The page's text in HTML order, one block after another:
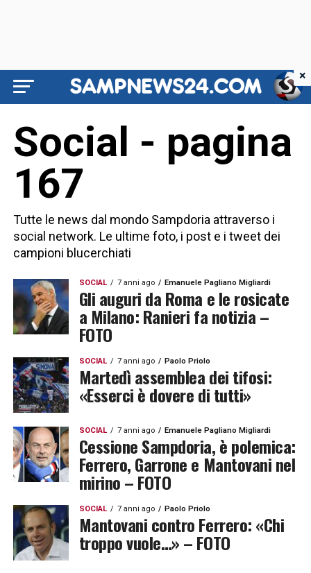
Social - pagina
167
Tutte le news dal mondo Sampdoria attraverso i
social network. Le ultime foto, i post e i tweet dei
campioni blucerchiati
SOCIAL 7 anni ago Emanuele Pagliano Migliardi
Gli auguri da Roma e le rosicate
a Milano: Ranieri fa notizia –
FOTO
SOCIAL 7 anni ago Paolo Priolo
Martedì assemblea dei tifosi:
«Esserci è dovere di tutti»
SOCIAL 7 anni ago Emanuele Pagliano Migliardi
Cessione Sampdoria, è polemica:
Ferrero, Garrone e Mantovani nel
mirino – FOTO
SOCIAL 7 anni ago Paolo Priolo
Mantovani contro Ferrero: «Chi
troppo vuole…» – FOTO
×